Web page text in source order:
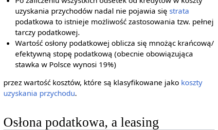
uzyskania przychodów nadal nie pojawia sięstrata
podatkowa to istnieje możliwość zastosowania tzw. pełnej
tarczy podatkowej.
Wartość osłony podatkowej oblicza się mnożąc krańcową/
efektywną stopę podatkową (obecnie obowiązująca
stawka w Polsce wynosi 19%)
przez wartość kosztów, które są klasyfikowane jako koszty
uzyskania przychodu.
Osłona podatkowa, a leasing